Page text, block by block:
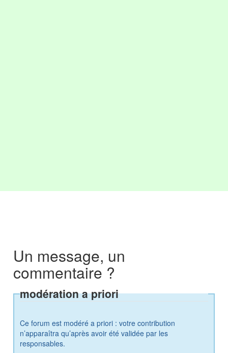
Un message, un
commentaire ?
modération a priori
Ce forum est modéré a priori : votre contribution
n’apparaîtra qu’après avoir été validée par les
responsables.